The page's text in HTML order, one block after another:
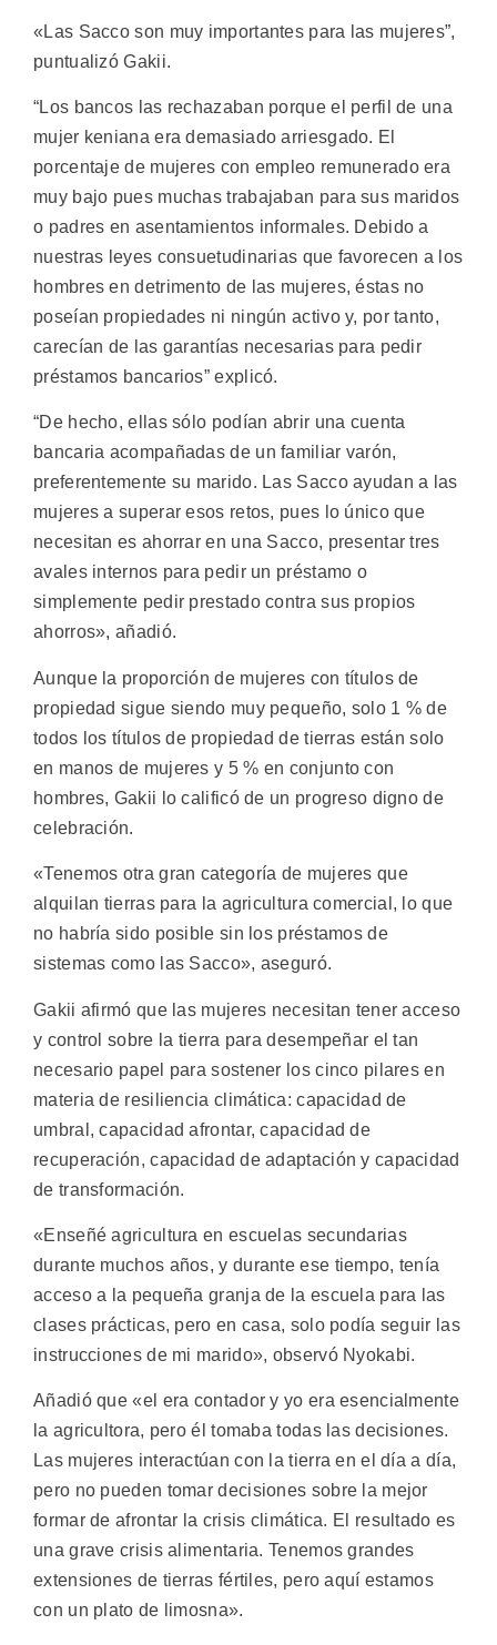
«Las Sacco son muy importantes para las mujeres”,
puntualizó Gakii.
“Los bancos las rechazaban porque el perfil de una
mujer keniana era demasiado arriesgado. El
porcentaje de mujeres con empleo remunerado era
muy bajo pues muchas trabajaban para sus maridos
o padres en asentamientos informales. Debido a
nuestras leyes consuetudinarias que favorecen a los
hombres en detrimento de las mujeres, éstas no
poseían propiedades ni ningún activo y, por tanto,
carecían de las garantías necesarias para pedir
préstamos bancarios” explicó.
“De hecho, ellas sólo podían abrir una cuenta
bancaria acompañadas de un familiar varón,
preferentemente su marido. Las Sacco ayudan a las
mujeres a superar esos retos, pues lo único que
necesitan es ahorrar en una Sacco, presentar tres
avales internos para pedir un préstamo o
simplemente pedir prestado contra sus propios
ahorros», añadió.
Aunque la proporción de mujeres con títulos de
propiedad sigue siendo muy pequeño, solo 1 % de
todos los títulos de propiedad de tierras están solo
en manos de mujeres y 5 % en conjunto con
hombres, Gakii lo calificó de un progreso digno de
celebración.
«Tenemos otra gran categoría de mujeres que
alquilan tierras para la agricultura comercial, lo que
no habría sido posible sin los préstamos de
sistemas como las Sacco», aseguró.
Gakii afirmó que las mujeres necesitan tener acceso
y control sobre la tierra para desempeñar el tan
necesario papel para sostener los cinco pilares en
materia de resiliencia climática: capacidad de
umbral, capacidad afrontar, capacidad de
recuperación, capacidad de adaptación y capacidad
de transformación.
«Enseñé agricultura en escuelas secundarias
durante muchos años, y durante ese tiempo, tenía
acceso a la pequeña granja de la escuela para las
clases prácticas, pero en casa, solo podía seguir las
instrucciones de mi marido», observó Nyokabi.
Añadió que «el era contador y yo era esencialmente
la agricultora, pero él tomaba todas las decisiones.
Las mujeres interactúan con la tierra en el día a día,
pero no pueden tomar decisiones sobre la mejor
formar de afrontar la crisis climática. El resultado es
una grave crisis alimentaria. Tenemos grandes
extensiones de tierras fértiles, pero aquí estamos
con un plato de limosna».